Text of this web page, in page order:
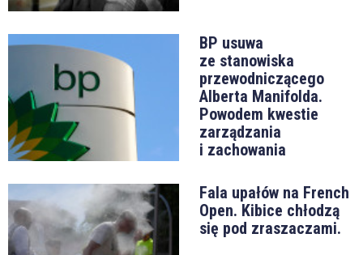
BP usuwa
ze stanowiska
przewodniczącego
Alberta Manifolda.
Powodem kwestie
zarządzania
i zachowania
Fala upałów na French
Open. Kibice chłodzą
się pod zraszaczami.